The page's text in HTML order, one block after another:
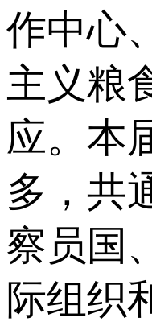
作中心
主义粮
应。本
多，共
察员国
际组织